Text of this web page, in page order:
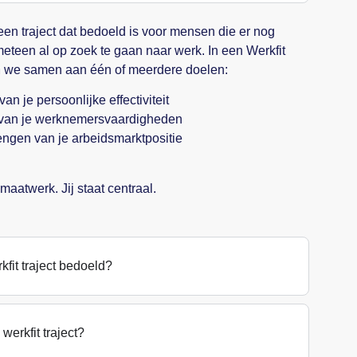
traject dat bedoeld is voor mensen die er nog
al op zoek te gaan naar werk. In een Werkfit
samen aan één of meerdere doelen:
je persoonlijke effectiviteit
je werknemersvaardigheden
van je arbeidsmarktpositie
Jij staat centraal.
traject bedoeld?
traject?